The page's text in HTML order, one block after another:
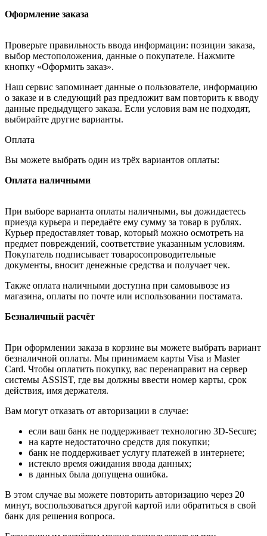
Оформление заказа
Проверьте правильность ввода информации: позиции заказа,
выбор местоположения, данные о покупателе. Нажмите
кнопку «Оформить заказ».
Наш сервис запоминает данные о пользователе, информацию
о заказе и в следующий раз предложит вам повторить к вводу
данные предыдущего заказа. Если условия вам не подходят,
выбирайте другие варианты.
Оплата
Вы можете выбрать один из трёх вариантов оплаты:
Оплата наличными
При выборе варианта оплаты наличными, вы дожидаетесь
приезда курьера и передаёте ему сумму за товар в рублях.
Курьер предоставляет товар, который можно осмотреть на
предмет повреждений, соответствие указанным условиям.
Покупатель подписывает товаросопроводительные
документы, вносит денежные средства и получает чек.
Также оплата наличными доступна при самовывозе из
магазина, оплаты по почте или использовании постамата.
Безналичный расчёт
При оформлении заказа в корзине вы можете выбрать вариант
безналичной оплаты. Мы принимаем карты Visa и Master
Card. Чтобы оплатить покупку, вас перенаправит на сервер
системы ASSIST, где вы должны ввести номер карты, срок
действия, имя держателя.
Вам могут отказать от авторизации в случае:
если ваш банк не поддерживает технологию 3D-Secure;
на карте недостаточно средств для покупки;
банк не поддерживает услугу платежей в интернете;
истекло время ожидания ввода данных;
в данных была допущена ошибка.
В этом случае вы можете повторить авторизацию через 20
минут, воспользоваться другой картой или обратиться в свой
банк для решения вопроса.